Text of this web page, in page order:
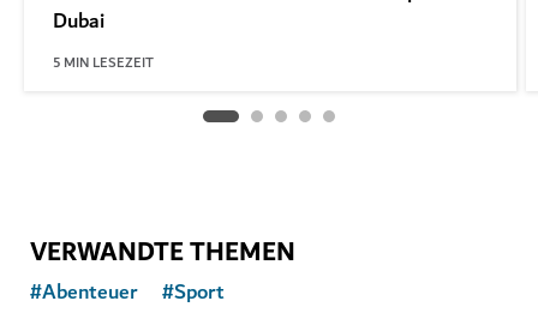
Dubai
5 MIN LESEZEIT
VERWANDTE THEMEN
#Abenteuer #Sport